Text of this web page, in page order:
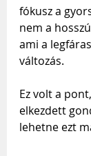
fókusz a
nem a
ami a
változás.
Ez volt a
elkezdett
lehetne ezt